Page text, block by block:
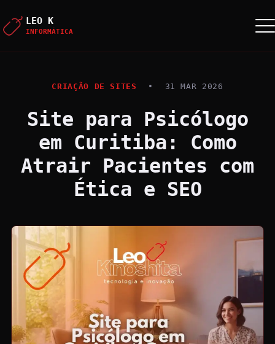
LEO K
INFORMÁTICA
CRIAÇÃO DE SITES • 31 MAR 2026
Site para Psicólogo
em Curitiba: Como
Atrair Pacientes com
Ética e SEO